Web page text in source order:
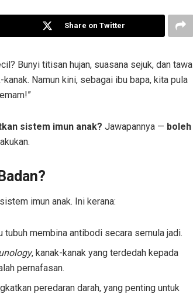
Share on Twitter
Bunyi titisan hujan, suasana sejuk, dan tawa
Namun kini, sebagai ibu bapa, kita pula
sistem imun anak? Jawapannya — boleh
imun anak. Ini kerana:
tubuh membina antibodi secara semula jadi.
, kanak-kanak yang terdedah kepada
pernafasan.
peredaran darah, yang penting untuk